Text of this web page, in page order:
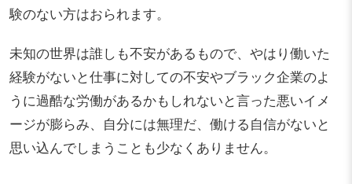
験のない方はおられます。
未知の世界は誰しも不安があるもので、やはり働いた
経験がないと仕事に対しての不安やブラック企業のよ
うに過酷な労働があるかもしれないと言った悪いイメ
ージが膨らみ、自分には無理だ、働ける自信がないと
思い込んでしまうことも少なくありません。